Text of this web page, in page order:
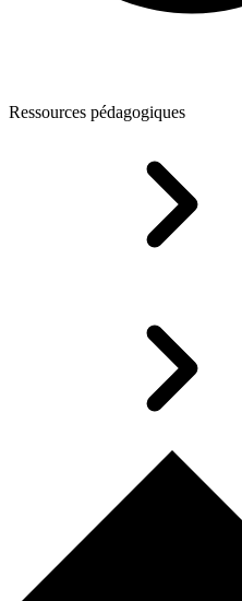
Ressources pédagogiques